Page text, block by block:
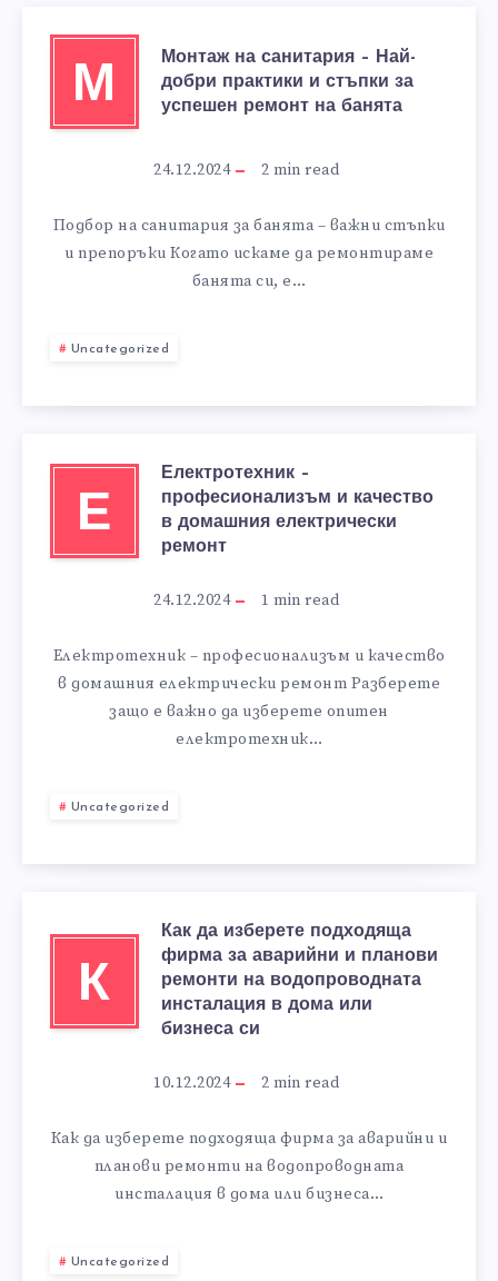
М
Монтаж на санитария – Най-
добри практики и стъпки за
успешен ремонт на банята
24.12.2024 2 min read
Подбор на санитария за банята – важни стъпки
и препоръки Когато искаме да ремонтираме
банята си, е…
Uncategorized
Е
Електротехник –
професионализъм и качество
в домашния електрически
ремонт
24.12.2024 1 min read
Електротехник – професионализъм и качество
в домашния електрически ремонт Разберете
защо е важно да изберете опитен
електротехник…
Uncategorized
К
Как да изберете подходяща
фирма за аварийни и планови
ремонти на водопроводната
инсталация в дома или
бизнеса си
10.12.2024 2 min read
Как да изберете подходяща фирма за аварийни и
планови ремонти на водопроводната
инсталация в дома или бизнеса…
Uncategorized